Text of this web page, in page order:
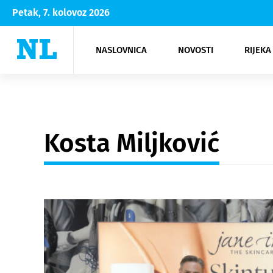
Petak, 7. kolovoz 2026
NASLOVNICA NOVOSTI
Rijeka Opatija
NK
Moda
Kultura
Kosta Miljković